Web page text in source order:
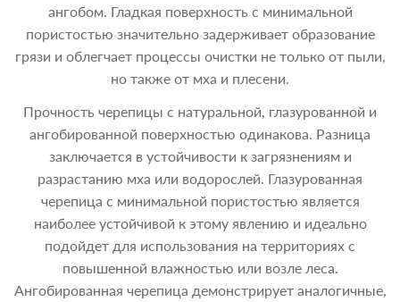
ангобом. Гладкая поверхность с минимальной
пористостью значительно задерживает образование
грязи и облегчает процессы очистки не только от пыли,
но также от мха и плесени.
Прочность черепицы с натуральной, глазурованной и
ангобированной поверхностью одинакова. Разница
заключается в устойчивости к загрязнениям и
разрастанию мха или водорослей. Глазурованная
черепица с минимальной пористостью является
наиболее устойчивой к этому явлению и идеально
подойдет для использования на территориях с
повышенной влажностью или возле леса.
Ангобированная черепица демонстрирует аналогичные,